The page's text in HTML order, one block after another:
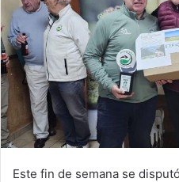
Este fin de semana se